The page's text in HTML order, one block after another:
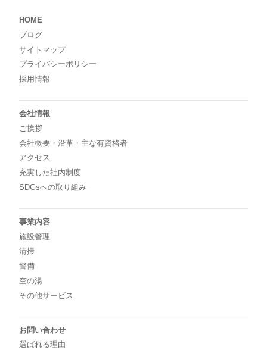
HOME
ブログ
サイトマップ
プライバシーポリシー
採用情報
会社情報
ご挨拶
会社概要・沿革・主な有資格者
アクセス
充実した社内制度
SDGsへの取り組み
事業内容
施設管理
清掃
警備
空の湯
その他サービス
お問い合わせ
選ばれる理由